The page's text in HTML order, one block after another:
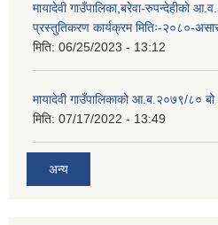
मायादेवी गाउँपालिका,बरेवा-रुपन्देहीको
प्रस्तुतिकरण कार्यक्रम मितिः-२०८०-
मिति: 06/25/2023 - 13:12
मायादेवी गाउँपालिकाको आ.ब.२०७९/८०
मिति: 07/17/2022 - 13:49
अन्य